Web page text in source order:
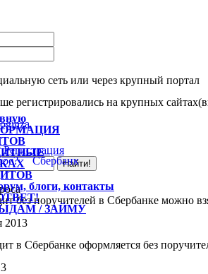
сеть или через крупный портал
регистрировались на крупных
Регистрация
блоги, контакты
/ ЗАЙМУ
Сбербанк
без поручителей в Сбербанке можно
2013
в Сбербанке оформляется без